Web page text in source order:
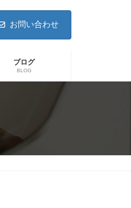
お問い合わせ
ブログ
BLOG